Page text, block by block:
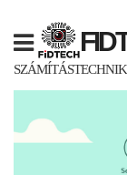
content